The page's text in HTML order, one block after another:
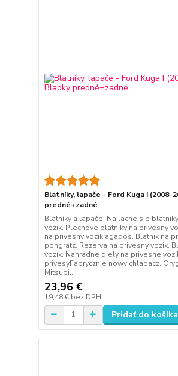
Blatníky, lapače - Ford Kuga I (2008-
predné+zadné
Blatníky a lapače. Najlacnejsie
vozik. Plechove blatniky na privesny
na privesny vozik agados. Blatnik na
pongratz. Rezerva na privesny vozik.
vozík. Nahradne diely na privesne
privesyFabrycznie nowy chlapacz.
Mitsubi...
23,96 €
19,48 € bez DPH
Pridať do košíka